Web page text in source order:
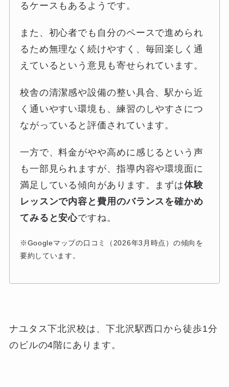
るケースもあるようです。
また、初心者でも自分のペースで進められ
るため無理なく続けやすく、毎回楽しく通
えているという意見も寄せられています。
校舎の清潔感や設備の整い具合、駅から近
く通いやすい環境も、練習のしやすさにつ
ながっていると評価されています。
一方で、料金がやや高めに感じるという声
も一部見られますが、指導内容や環境面に
満足している傾向があります。まずは体験
レッスンで内容と費用のバランスを確かめ
てみると安心ですね。
※Googleマップの口コミ（2026年3月時点）の傾向を
要約しています。
ナユタス下北沢校は、下北沢駅西口から徒歩1分
のビルの4階にあります。